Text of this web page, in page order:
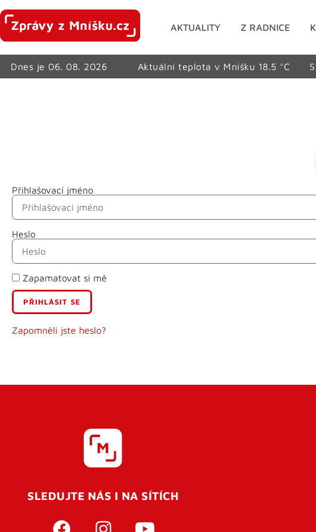
AKTUALITY Z RADNICE
Dnes je 06. 08. 2026 Aktuální teplota v Mníšku 18.5 °C
Přihlašovací jméno
Heslo
Zapamatovat si mě
Zapomněli jste heslo?
Jméno
Příjmení
E-mail
Uživatelské jméno
SLEDUJTE NÁS I NA SÍTÍCH